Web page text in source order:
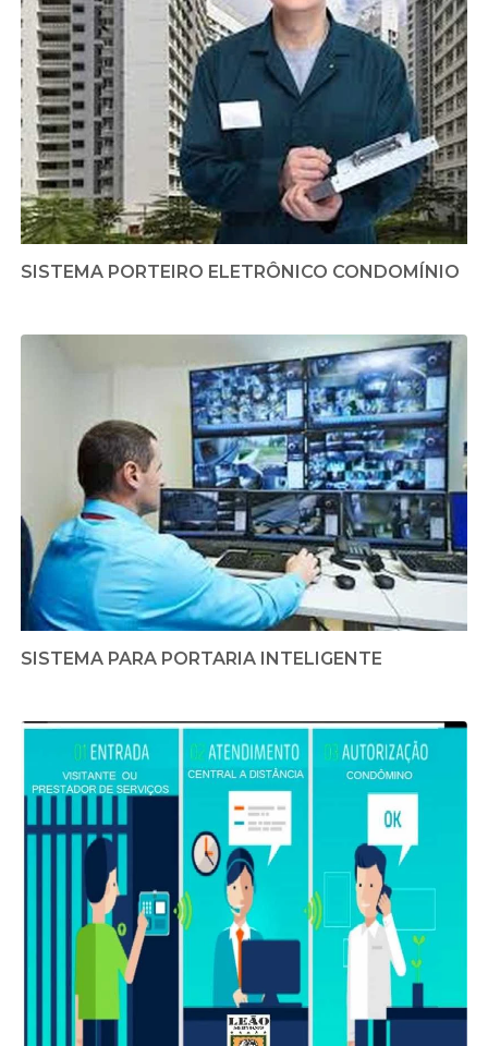
SISTEMA PORTEIRO ELETRÔNICO CONDOMÍNIO
SISTEMA PARA PORTARIA INTELIGENTE